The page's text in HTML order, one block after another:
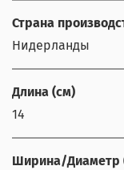
Страна
Нидерланды
Длина (см)
14
Ширина/Диаметр